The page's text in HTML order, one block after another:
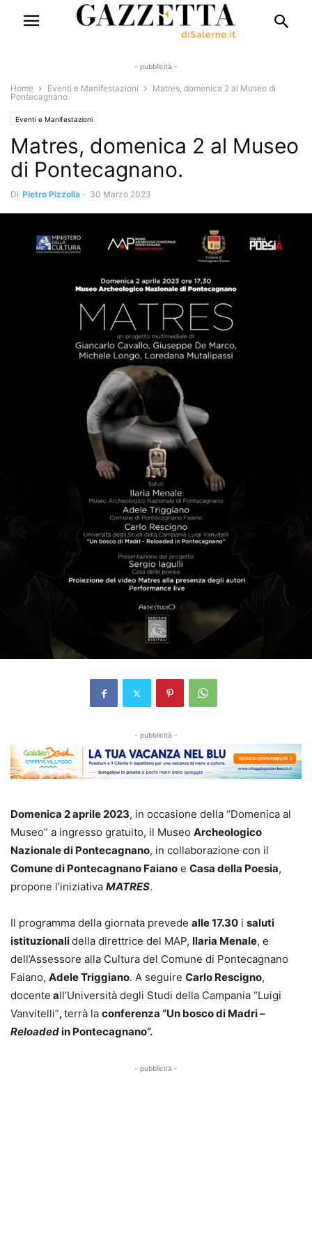
- pubblicità -
Home Eventi e Manifestazioni
Matres, domenica 2 al Museo di
Pontecagnano.
Eventi e Manifestazioni
Matres, domenica 2 al Museo
di Pontecagnano.
Di Pietro Pizzolla - 30 Marzo 2023
- pubblicità -
Domenica 2 aprile 2023, in occasione della “Domenica al
Museo” a ingresso gratuito, il Museo Archeologico
Nazionale di Pontecagnano, in collaborazione con il
Comune di Pontecagnano Faiano e Casa della Poesia,
propone l’iniziativa MATRES.
Il programma della giornata prevede alle 17.30 i saluti
istituzionalidella direttrice del MAP, Ilaria Menale, e
dell’Assessore alla Cultura del Comune di Pontecagnano
Faiano, Adele Triggiano. A seguire Carlo Rescigno,
docente all’Università degli Studi della Campania “Luigi
Vanvitelli”,terrà la conferenza “Un bosco di Madri –
Reloadedin Pontecagnano”.
- pubblicità -